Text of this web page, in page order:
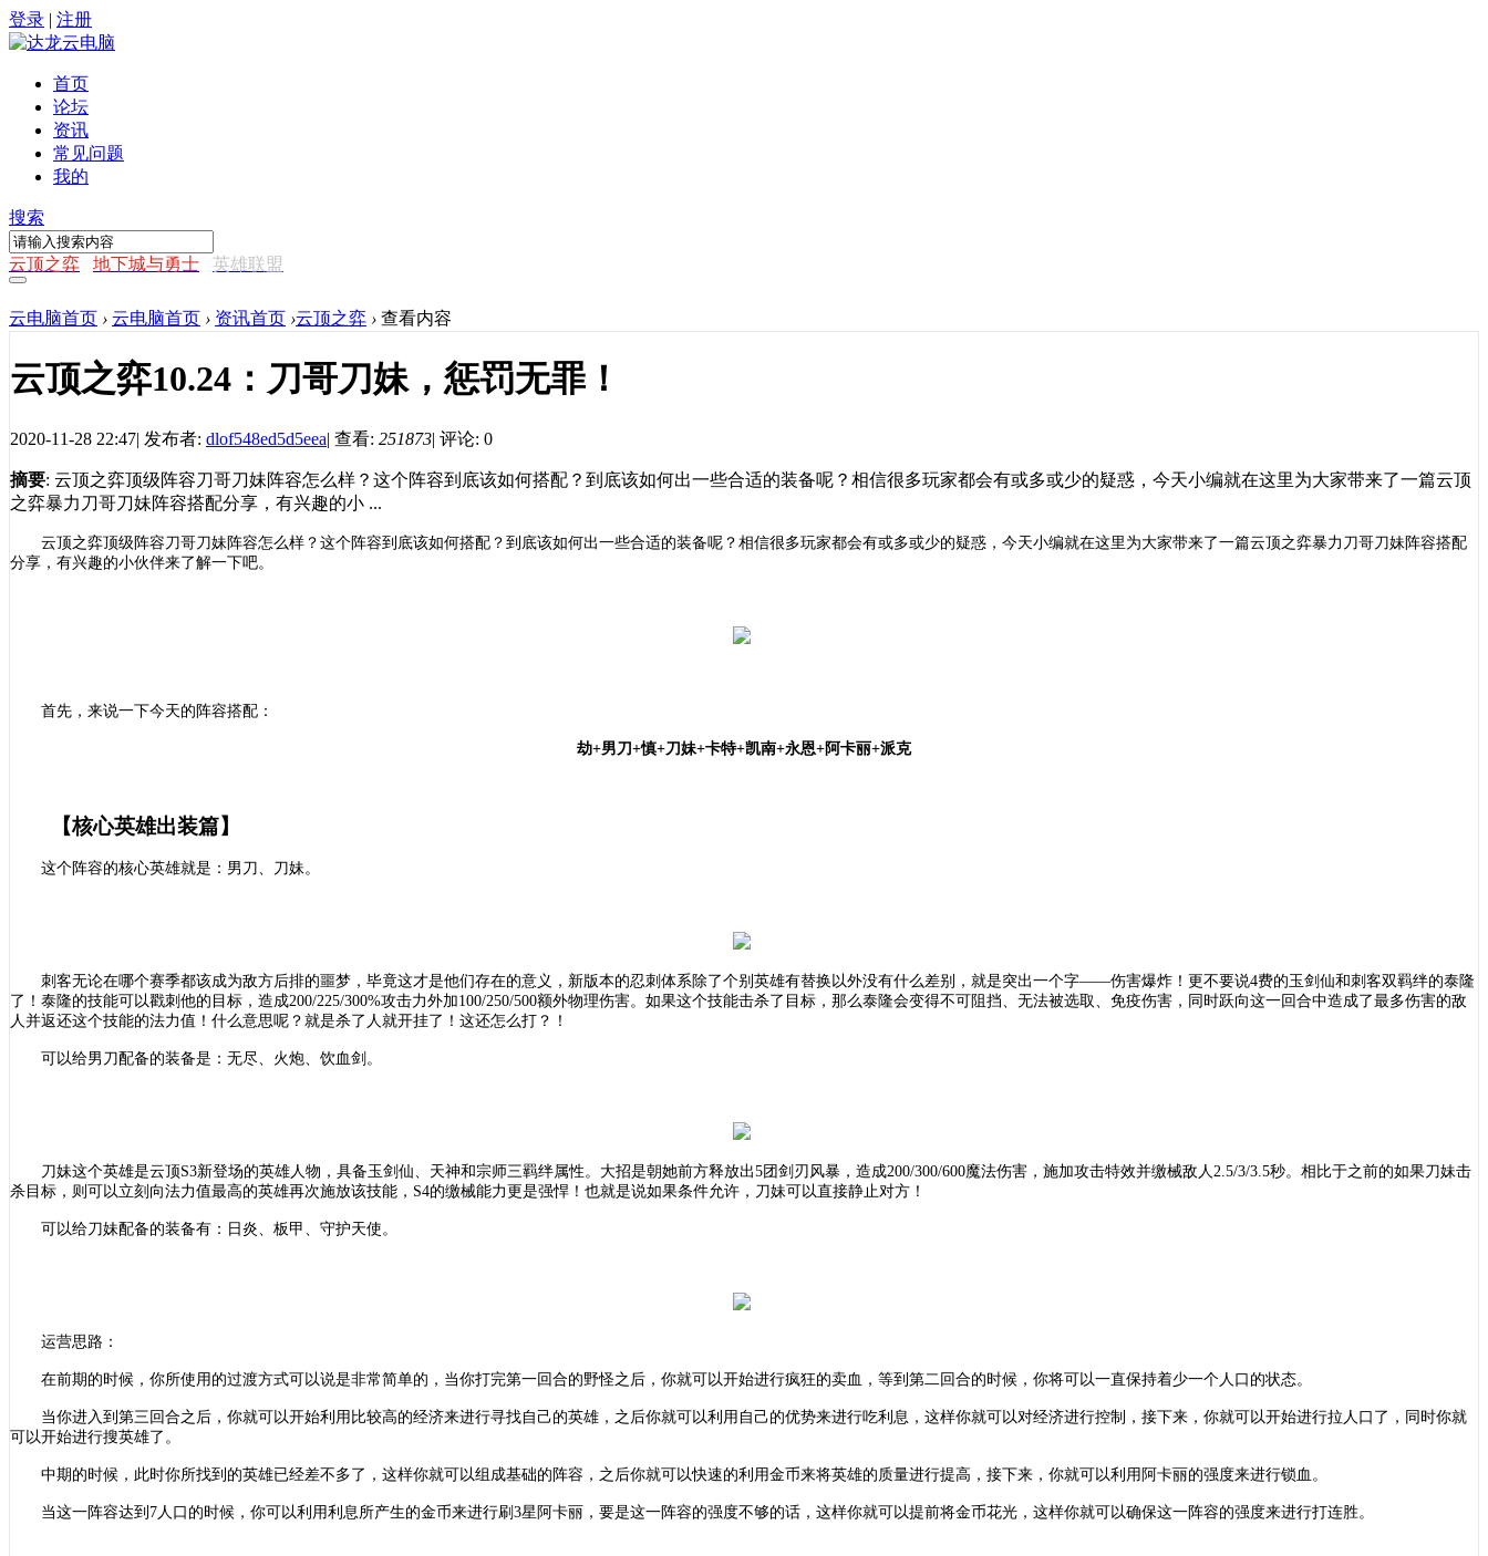
登录 | 注册
首页
论坛
资讯
常见问题
我的
搜索
云顶之弈 地下城与勇士 英雄联盟
云电脑首页 › 云电脑首页 › 资讯首页 ›云顶之弈 › 查看内容
云顶之弈10.24：刀哥刀妹，惩罚无罪！
2020-11-28 22:47| 发布者: dlof548ed5d5eea| 查看: 251873| 评论: 0
摘要: 云顶之弈顶级阵容刀哥刀妹阵容怎么样？这个阵容到底该如何搭配？到底该如何出一些合适的装备呢？相信很多玩家都会有或多或少的疑惑，今天小编就在这里为大家带来了一篇云顶
之弈暴力刀哥刀妹阵容搭配分享，有兴趣的小 ...
云顶之弈顶级阵容刀哥刀妹阵容怎么样？这个阵容到底该如何搭配？到底该如何出一些合适的装备呢？相信很多玩家都会有或多或少的疑惑，今天小编就在这里为大家带来了一篇云顶之弈暴力刀哥刀妹阵容搭配
分享，有兴趣的小伙伴来了解一下吧。
首先，来说一下今天的阵容搭配：
劫+男刀+慎+刀妹+卡特+凯南+永恩+阿卡丽+派克
【核心英雄出装篇】
这个阵容的核心英雄就是：男刀、刀妹。
刺客无论在哪个赛季都该成为敌方后排的噩梦，毕竟这才是他们存在的意义，新版本的忍刺体系除了个别英雄有替换以外没有什么差别，就是突出一个字——伤害爆炸！更不要说4费的玉剑仙和刺客双羁绊的泰隆
了！泰隆的技能可以戳刺他的目标，造成200/225/300%攻击力外加100/250/500额外物理伤害。如果这个技能击杀了目标，那么泰隆会变得不可阻挡、无法被选取、免疫伤害，同时跃向这一回合中造成了最多伤害的敌
人并返还这个技能的法力值！什么意思呢？就是杀了人就开挂了！这还怎么打？！
可以给男刀配备的装备是：无尽、火炮、饮血剑。
刀妹这个英雄是云顶S3新登场的英雄人物，具备玉剑仙、天神和宗师三羁绊属性。大招是朝她前方释放出5团剑刃风暴，造成200/300/600魔法伤害，施加攻击特效并缴械敌人2.5/3/3.5秒。相比于之前的如果刀妹击
杀目标，则可以立刻向法力值最高的英雄再次施放该技能，S4的缴械能力更是强悍！也就是说如果条件允许，刀妹可以直接静止对方！
可以给刀妹配备的装备有：日炎、板甲、守护天使。
运营思路：
在前期的时候，你所使用的过渡方式可以说是非常简单的，当你打完第一回合的野怪之后，你就可以开始进行疯狂的卖血，等到第二回合的时候，你将可以一直保持着少一个人口的状态。
当你进入到第三回合之后，你就可以开始利用比较高的经济来进行寻找自己的英雄，之后你就可以利用自己的优势来进行吃利息，这样你就可以对经济进行控制，接下来，你就可以开始进行拉人口了，同时你就
可以开始进行搜英雄了。
中期的时候，此时你所找到的英雄已经差不多了，这样你就可以组成基础的阵容，之后你就可以快速的利用金币来将英雄的质量进行提高，接下来，你就可以利用阿卡丽的强度来进行锁血。
当这一阵容达到 7人口的时候，你可以利用利息所产生的金币来进行刷3星阿卡丽，要是这一阵容的强度不够的话，这样你就可以提前将金币花光，这样你就可以确保这一阵容的强度来进行打连胜。